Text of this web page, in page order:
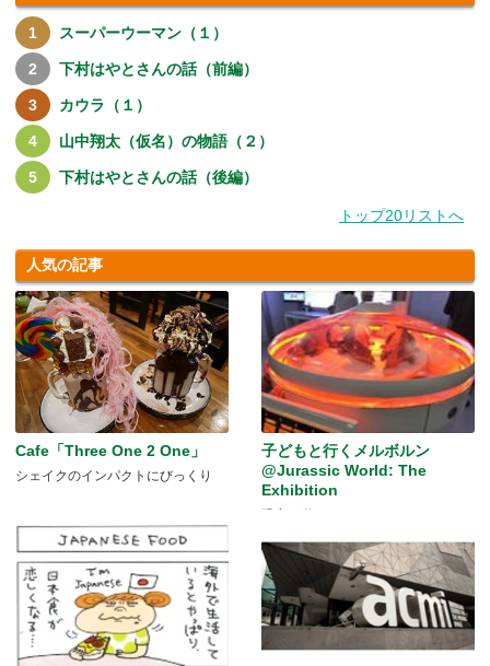
スーパーウーマン（１）
下村はやとさんの話（前編）
カウラ（１）
山中翔太（仮名）の物語（２）
下村はやとさんの話（後編）
トップ20リストへ
人気の記事
Cafe「Three One 2 One」
シェイクのインパクトにびっくり
子どもと行くメルボルン
@Jurassic World: The
Exhibition